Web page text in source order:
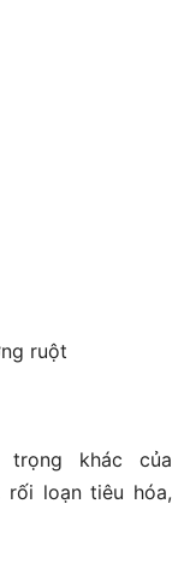
ruột
khác của
loạn tiêu hóa,